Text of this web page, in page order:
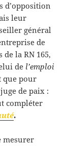
d’opposition
leur
général
de
la RN 165,
de l’emploi
que pour
de paix :
compléter
.
mesurer